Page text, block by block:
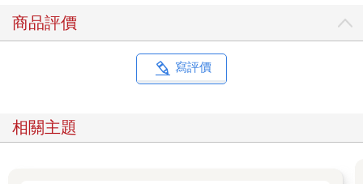
商品評價
寫評價
相關主題